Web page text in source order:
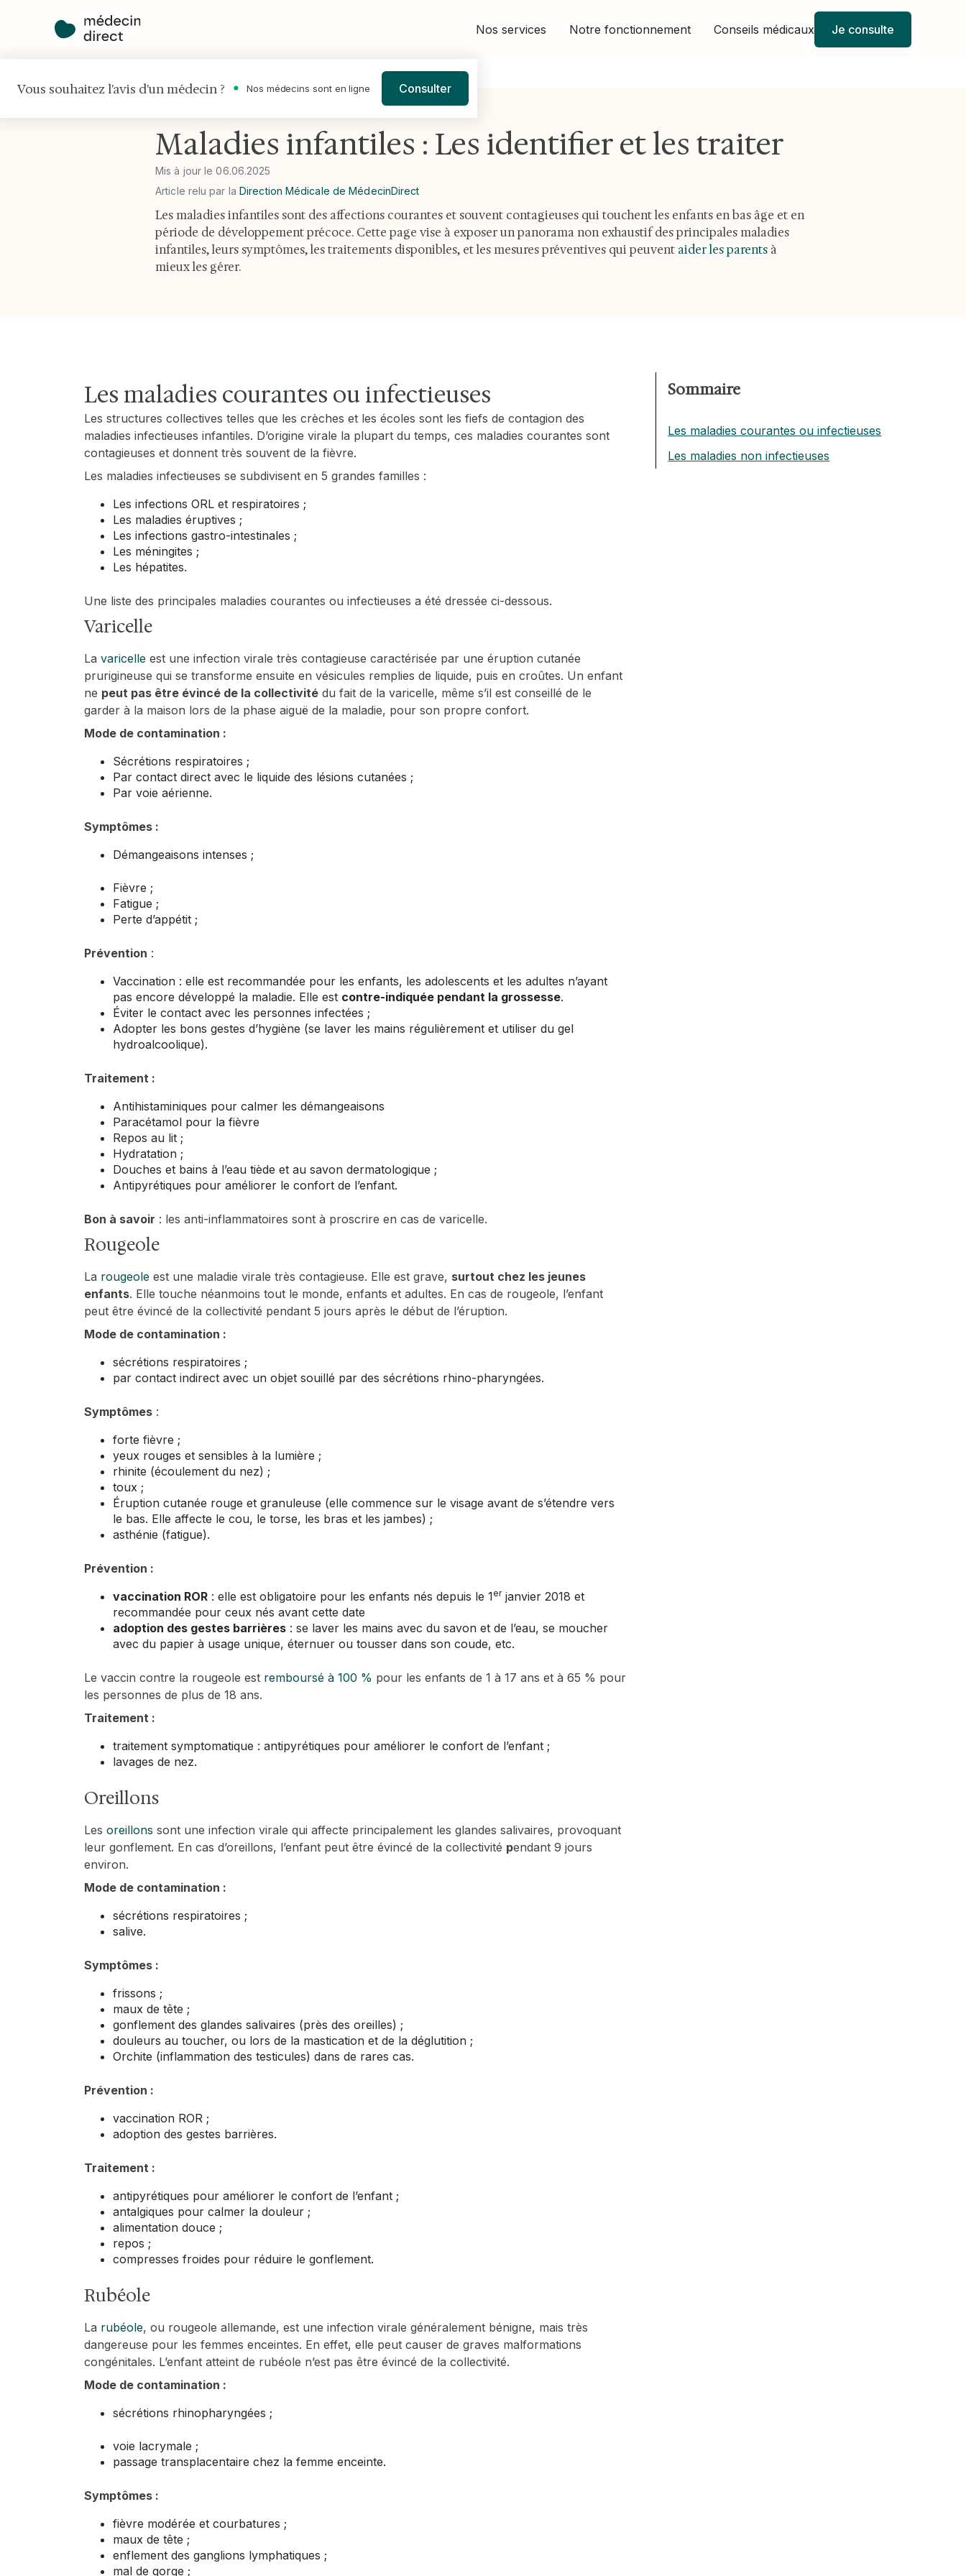
Nos services Notre fonctionnement Conseils médicaux Je consulte
Vous souhaitez l'avis d'un médecin ? Nos médecins sont en ligne Consulter
Maladies infantiles : Les identifier et les traiter
Mis à jour le06.06.2025
Article relu par la Direction Médicale de MédecinDirect
Les maladies infantiles sont des affections courantes et souvent contagieuses qui touchent les enfants en bas âge et en
période de développement précoce. Cette page vise à exposer un panorama non exhaustif des principales maladies
infantiles, leurs symptômes, les traitements disponibles, et les mesures préventives qui peuvent aider les parents à
mieux les gérer.
Sommaire
Les maladies courantes ou infectieuses
Les maladies non infectieuses
trigger
Les maladies courantes ou infectieuses
Les structures collectives telles que les crèches et les écoles sont les fiefs de contagion des
maladies infectieuses infantiles. D’origine virale la plupart du temps, ces maladies courantes sont
contagieuses et donnent très souvent de la fièvre.
Les maladies infectieuses se subdivisent en 5 grandes familles :
Les infections ORL et respiratoires ;
Les maladies éruptives ;
Les infections gastro-intestinales ;
Les méningites ;
Les hépatites.
Une liste des principales maladies courantes ou infectieuses a été dressée ci-dessous.
Varicelle
La varicelle est une infection virale très contagieuse caractérisée par une éruption cutanée
prurigineuse qui se transforme ensuite en vésicules remplies de liquide, puis en croûtes. Un enfant
ne peut pas être évincé de la collectivité du fait de la varicelle, même s’il est conseillé de le
garder à la maison lors de la phase aiguë de la maladie, pour son propre confort.
Mode de contamination :
Sécrétions respiratoires ;
Par contact direct avec le liquide des lésions cutanées ;
Par voie aérienne.
Symptômes :
Démangeaisons intenses ;
Fièvre ;
Fatigue ;
Perte d’appétit ;
Prévention :
Vaccination : elle est recommandée pour les enfants, les adolescents et les adultes n’ayant
pas encore développé la maladie. Elle est contre-indiquée pendant la grossesse.
Éviter le contact avec les personnes infectées ;
Adopter les bons gestes d’hygiène (se laver les mains régulièrement et utiliser du gel
hydroalcoolique).
Traitement :
Antihistaminiques pour calmer les démangeaisons
Paracétamol pour la fièvre
Repos au lit ;
Hydratation ;
Douches et bains à l’eau tiède et au savon dermatologique ;
Antipyrétiques pour améliorer le confort de l’enfant.
Bon à savoir : les anti-inflammatoires sont à proscrire en cas de varicelle.
Rougeole
La rougeole est une maladie virale très contagieuse. Elle est grave, surtout chez les jeunes
enfants. Elle touche néanmoins tout le monde, enfants et adultes. En cas de rougeole, l’enfant
peut être évincé de la collectivité pendant 5 jours après le début de l’éruption.
Mode de contamination :
sécrétions respiratoires ;
par contact indirect avec un objet souillé par des sécrétions rhino-pharyngées.
Symptômes :
forte fièvre ;
yeux rouges et sensibles à la lumière ;
rhinite (écoulement du nez) ;
toux ;
Éruption cutanée rouge et granuleuse (elle commence sur le visage avant de s’étendre vers
le bas. Elle affecte le cou, le torse, les bras et les jambes) ;
asthénie (fatigue).
Prévention :
vaccination ROR : elle est obligatoire pour les enfants nés depuis le 1erjanvier 2018 et
recommandée pour ceux nés avant cette date
adoption des gestes barrières : se laver les mains avec du savon et de l’eau, se moucher
avec du papier à usage unique, éternuer ou tousser dans son coude, etc.
Le vaccin contre la rougeole est remboursé à 100 % pour les enfants de 1 à 17 ans et à 65 % pour
les personnes de plus de 18 ans.
Traitement :
traitement symptomatique : antipyrétiques pour améliorer le confort de l’enfant ;
lavages de nez.
Oreillons
Les oreillons sont une infection virale qui affecte principalement les glandes salivaires, provoquant
leur gonflement. En cas d’oreillons, l’enfant peut être évincé de la collectivité pendant 9 jours
environ.
Mode de contamination :
sécrétions respiratoires ;
salive.
Symptômes :
frissons ;
maux de tête ;
gonflement des glandes salivaires (près des oreilles) ;
douleurs au toucher, ou lors de la mastication et de la déglutition ;
Orchite (inflammation des testicules) dans de rares cas.
Prévention :
vaccination ROR ;
adoption des gestes barrières.
Traitement :
antipyrétiques pour améliorer le confort de l’enfant ;
antalgiques pour calmer la douleur ;
alimentation douce ;
repos ;
compresses froides pour réduire le gonflement.
Rubéole
La rubéole, ou rougeole allemande, est une infection virale généralement bénigne, mais très
dangereuse pour les femmes enceintes. En effet, elle peut causer de graves malformations
congénitales. L’enfant atteint de rubéole n’est pas être évincé de la collectivité.
Mode de contamination :
sécrétions rhinopharyngées ;
voie lacrymale ;
passage transplacentaire chez la femme enceinte.
Symptômes :
fièvre modérée et courbatures ;
maux de tête ;
enflement des ganglions lymphatiques ;
mal de gorge ;